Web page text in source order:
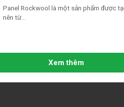
Panel Rockwool là một sản phẩm được
nên từ...
Xem thêm